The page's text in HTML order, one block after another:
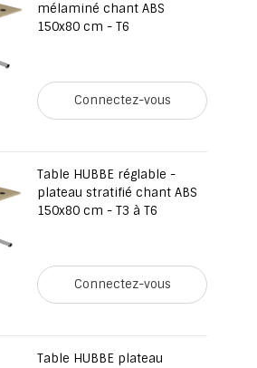
mélaminé chant ABS
150x80 cm - T6
Connectez-vous
Table HUBBE réglable -
plateau stratifié chant ABS
150x80 cm - T3 à T6
Connectez-vous
Table HUBBE plateau